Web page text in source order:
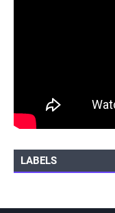
LABELS